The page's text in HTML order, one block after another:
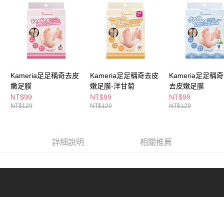
購買商品的店家。未經商家同意取消之訂單仍視為有效，需透過AFTEE先享
後付繳納相關費用。
※ 交易是否成功請以「AFTEE先享後付 」之結帳頁面顯示為準，若有關於
是否繳費成功／繳費後需取消欲退款等相關疑問，請聯繫「AFTEE先享後付
客戶支援中心」https://netprotections.freshdesk.com/support/home
１．透過由恩沛科技股份有限公司提供之「AFTEE先享後付」服務完成之交
易，需依本服務之必要範圍內提供個人資料，並將交易相關給付款項請求債
權轉讓予恩沛科技股份有限公司。
２．關於個人資料處理事宜，請瀏覽以下網址：
https://aftee.tw/terms/#terms3
４．使用「AFTEE先享後付」時，將依據個別帳號之用戶狀況，依本公司即
每筆NT$65，滿NT$490(含以上)免運費
付款後萊爾富取貨
每筆NT$65，滿NT$490(含以上)免運費
7-11取貨付款
每筆NT$65，滿NT$490(含以上)免運費
付款後7-11取貨
每筆NT$65，滿NT$490(含以上)免運費
每筆NT$100，滿NT$790(含以上)免運費
每筆NT$80，滿NT$290(含以上)免運費
Kameria足足稱奇去皮
嫩足膜
NT$99
NT$129
Kameria足足稱奇去皮
嫩足膜-洋甘菊
NT$99
NT$129
Kameria足足稱
去皮嫩足膜
NT$99
NT$129
詳細說明 相關推薦